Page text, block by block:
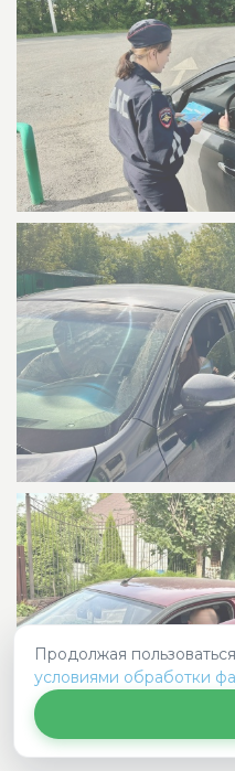
Продолжая
условиями обработки